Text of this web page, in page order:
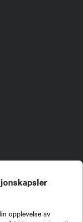
opplevelse av
av kunnskap om jakt og